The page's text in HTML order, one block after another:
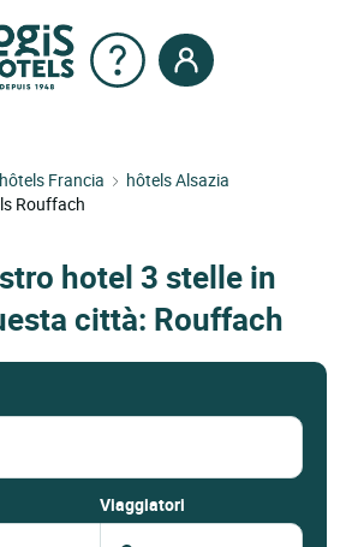
hôtels Francia
hôtels Alsazia
Rouffach
hotel 3 stelle in
città: Rouffach
Viaggiatori